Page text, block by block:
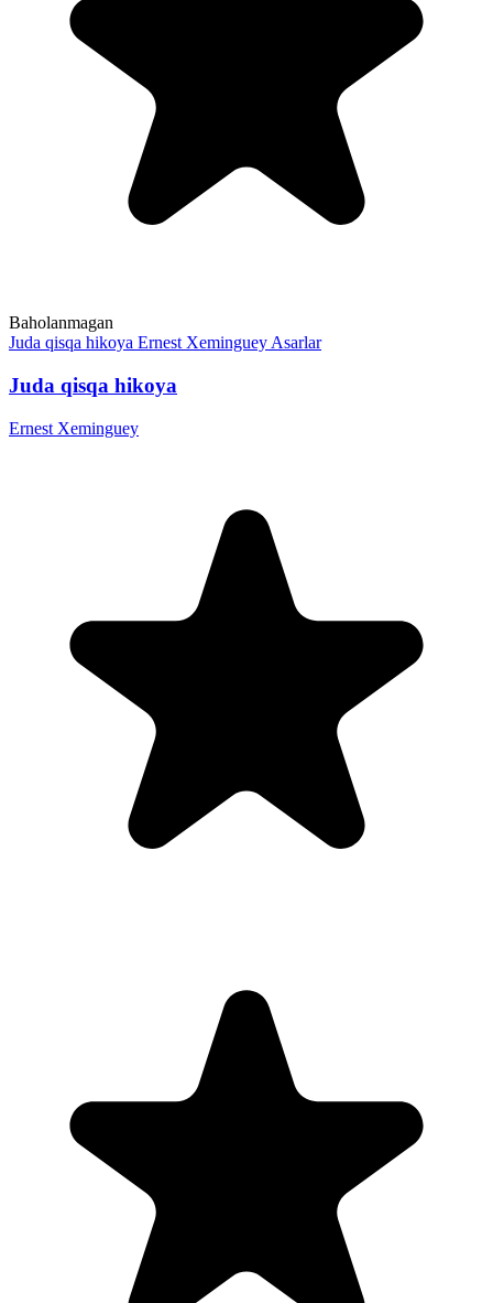
Baholanmagan
Juda qisqa hikoya Ernest Xeminguey Asarlar
Juda qisqa hikoya
Ernest Xeminguey